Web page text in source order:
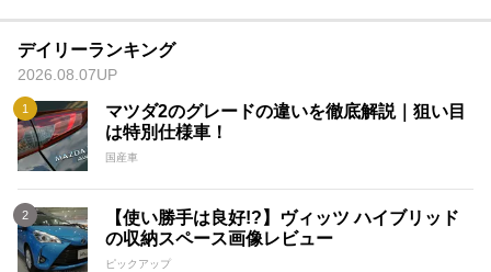
デイリーランキング
2026.08.07UP
マツダ2のグレードの違いを徹底解説｜狙い目
は特別仕様車！
国産車
【使い勝手は良好!?】ヴィッツ ハイブリッド
の収納スペース画像レビュー
ピックアップ